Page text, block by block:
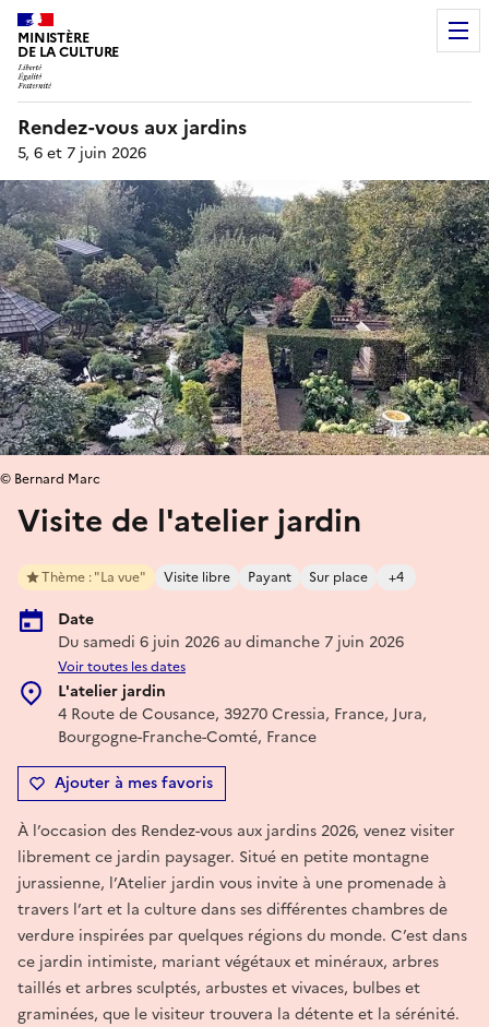
MINISTÈRE
DE LA CULTURE
Rendez-vous aux jardins
5, 6 et 7 juin 2026
Visite de l'atelier jardin
Thème : "La vue" Visite libre Payant Sur place +4
Date
Du samedi 6 juin 2026 au dimanche 7 juin 2026
Voir toutes les dates
L'atelier jardin
4 Route de Cousance, 39270 Cressia, France, Jura,
Bourgogne-Franche-Comté, France
Ajouter à mes favoris
© Bernard Marc
À l’occasion des Rendez-vous aux jardins 2026, venez visiter
librement ce jardin paysager. Situé en petite montagne
jurassienne, l’Atelier jardin vous invite à une promenade à
travers l’art et la culture dans ses différentes chambres de
verdure inspirées par quelques régions du monde. C’est dans
ce jardin intimiste, mariant végétaux et minéraux, arbres
taillés et arbres sculptés, arbustes et vivaces, bulbes et
graminées, que le visiteur trouvera la détente et la sérénité.